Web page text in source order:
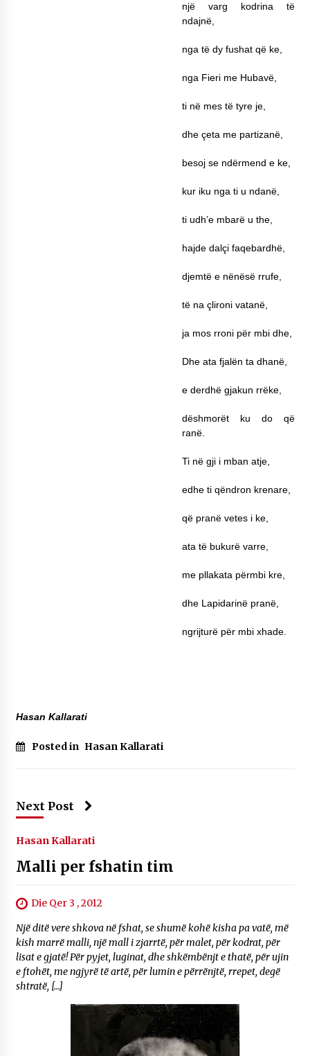
një varg kodrina të
ndajnë,
nga të dy fushat që ke,
nga Fieri me Hubavë,
ti në mes të tyre je,
dhe çeta me partizanë,
besoj se ndërmend e ke,
kur iku nga ti u ndanë,
ti udh’e mbarë u the,
hajde dalçi faqebardhë,
djemtë e nënësë rrufe,
të na çlironi vatanë,
ja mos rroni për mbi dhe,
Dhe ata fjalën ta dhanë,
e derdhë gjakun rrëke,
dëshmorët ku do që
ranë.
Ti në gji i mban atje,
edhe ti qëndron krenare,
që pranë vetes i ke,
ata të bukurë varre,
me pllakata përmbi kre,
dhe Lapidarinë pranë,
ngrijturë për mbi xhade.
Hasan Kallarati
Posted in Hasan Kallarati
Next Post
Hasan Kallarati
Malli per fshatin tim
Die Qer 3 , 2012
Një ditë vere shkova në fshat, se shumë kohë kisha pa vatë, më
kish marrë malli, një mall i zjarrtë, për malet, për kodrat, për
lisat e gjatë! Për pyjet, luginat, dhe shkëmbënjt e thatë, për ujin
e ftohët, me ngjyrë të artë, për lumin e përrënjtë, rrepet, degë
shtratë, […]